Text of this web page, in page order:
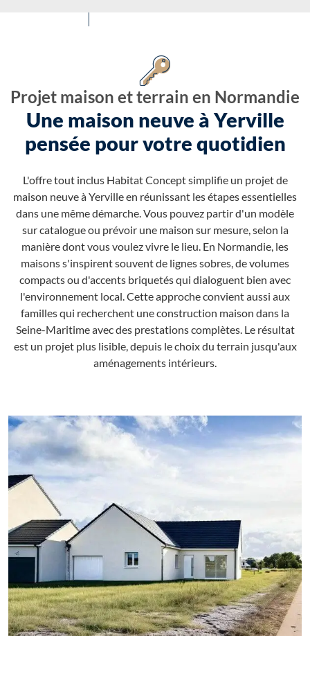
Projet maison et terrain en Normandie
Une maison neuve à Yerville
pensée pour votre quotidien
L'offre tout inclus Habitat Concept simplifie un projet de
maison neuve à Yerville en réunissant les étapes essentielles
dans une même démarche. Vous pouvez partir d'un modèle
sur catalogue ou prévoir une maison sur mesure, selon la
manière dont vous voulez vivre le lieu. En Normandie, les
maisons s'inspirent souvent de lignes sobres, de volumes
compacts ou d'accents briquetés qui dialoguent bien avec
l'environnement local. Cette approche convient aussi aux
familles qui recherchent une construction maison dans la
Seine-Maritime avec des prestations complètes. Le résultat
est un projet plus lisible, depuis le choix du terrain jusqu'aux
aménagements intérieurs.